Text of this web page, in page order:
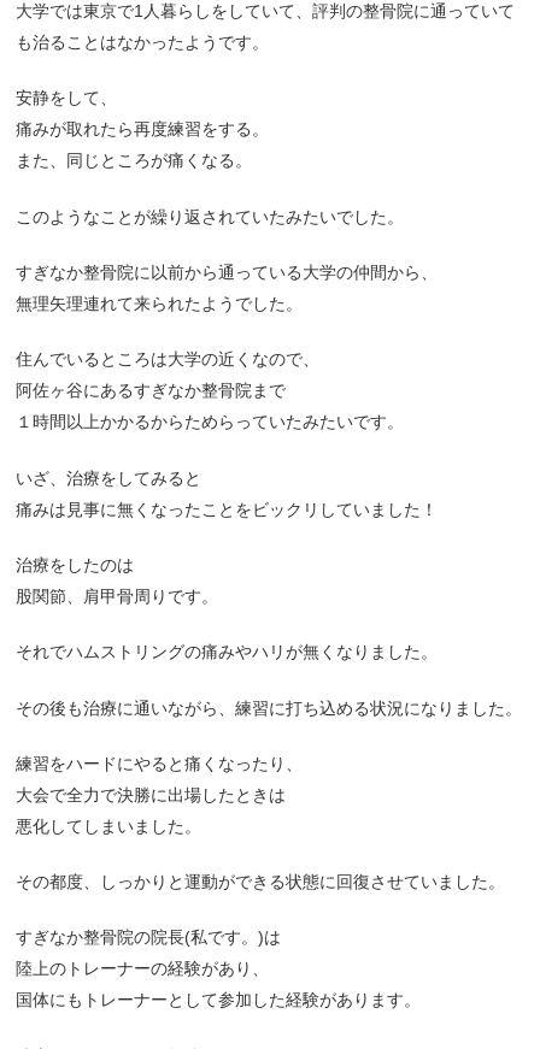
大学では東京で1人暮らしをしていて、評判の整骨院に通っていて
も治ることはなかったようです。
安静をして、
痛みが取れたら再度練習をする。
また、同じところが痛くなる。
このようなことが繰り返されていたみたいでした。
すぎなか整骨院に以前から通っている大学の仲間から、
無理矢理連れて来られたようでした。
住んでいるところは大学の近くなので、
阿佐ヶ谷にあるすぎなか整骨院まで
１時間以上かかるからためらっていたみたいです。
いざ、治療をしてみると
痛みは見事に無くなったことをビックリしていました！
治療をしたのは
股関節、肩甲骨周りです。
それでハムストリングの痛みやハリが無くなりました。
その後も治療に通いながら、練習に打ち込める状況になりました。
練習をハードにやると痛くなったり、
大会で全力で決勝に出場したときは
悪化してしまいました。
その都度、しっかりと運動ができる状態に回復させていました。
すぎなか整骨院の院長(私です。)は
陸上のトレーナーの経験があり、
国体にもトレーナーとして参加した経験があります。